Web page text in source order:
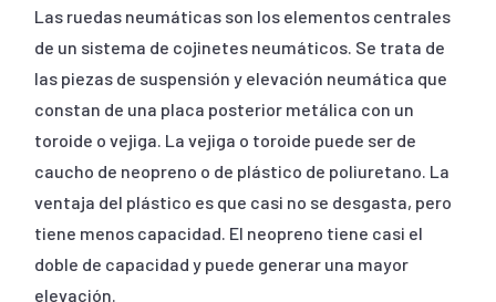
Las ruedas neumáticas son los elementos centrales
de un sistema de cojinetes neumáticos. Se trata de
las piezas de suspensión y elevación neumática que
constan de una placa posterior metálica con un
toroide o vejiga. La vejiga o toroide puede ser de
caucho de neopreno o de plástico de poliuretano. La
ventaja del plástico es que casi no se desgasta, pero
tiene menos capacidad. El neopreno tiene casi el
doble de capacidad y puede generar una mayor
elevación.